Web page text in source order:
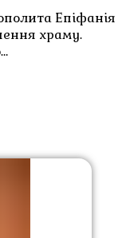
Епіфанія
храму.